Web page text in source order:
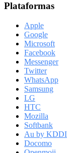
Plataformas
Apple
Google
Microsoft
Facebook
Messenger
Twitter
WhatsApp
Samsung
LG
HTC
Mozilla
Softbank
Au by KDDI
Docomo